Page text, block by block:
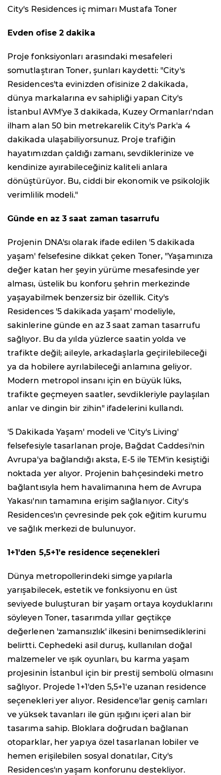
City's Residences iç mimarı Mustafa Toner
Evden ofise 2 dakika
Proje fonksiyonları arasındaki mesafeleri
somutlaştıran Toner, şunları kaydetti: "City's
Residences'ta evinizden ofisinize 2 dakikada,
dünya markalarına ev sahipliği yapan City's
İstanbul AVM'ye 3 dakikada, Kuzey Ormanları'ndan
ilham alan 50 bin metrekarelik City's Park'a 4
dakikada ulaşabiliyorsunuz. Proje trafiğin
hayatımızdan çaldığı zamanı, sevdiklerinize ve
kendinize ayırabileceğiniz kaliteli anlara
dönüştürüyor. Bu, ciddi bir ekonomik ve psikolojik
verimlilik modeli."
Günde en az 3 saat zaman tasarrufu
Projenin DNA'sı olarak ifade edilen '5 dakikada
yaşam' felsefesine dikkat çeken Toner, "Yaşamınıza
değer katan her şeyin yürüme mesafesinde yer
alması, üstelik bu konforu şehrin merkezinde
yaşayabilmek benzersiz bir özellik. City's
Residences '5 dakikada yaşam' modeliyle,
sakinlerine günde en az 3 saat zaman tasarrufu
sağlıyor. Bu da yılda yüzlerce saatin yolda ve
trafikte değil; aileyle, arkadaşlarla geçirilebileceği
ya da hobilere ayrılabileceği anlamına geliyor.
Modern metropol insanı için en büyük lüks,
trafikte geçmeyen saatler, sevdikleriyle paylaşılan
anlar ve dingin bir zihin" ifadelerini kullandı.
'5 Dakikada Yaşam' modeli ve 'City's Living'
felsefesiyle tasarlanan proje, Bağdat Caddesi'nin
Avrupa'ya bağlandığı aksta, E-5 ile TEM'in kesiştiği
noktada yer alıyor. Projenin bahçesindeki metro
bağlantısıyla hem havalimanına hem de Avrupa
Yakası'nın tamamına erişim sağlanıyor. City's
Residences'ın çevresinde pek çok eğitim kurumu
ve sağlık merkezi de bulunuyor.
1+1'den 5,5+1'e residence seçenekleri
Dünya metropollerindeki simge yapılarla
yarışabilecek, estetik ve fonksiyonu en üst
seviyede buluşturan bir yaşam ortaya koyduklarını
söyleyen Toner, tasarımda yıllar geçtikçe
değerlenen 'zamansızlık' ilkesini benimsediklerini
belirtti. Cephedeki asil duruş, kullanılan doğal
malzemeler ve ışık oyunları, bu karma yaşam
projesinin İstanbul için bir prestij sembolü olmasını
sağlıyor. Projede 1+1'den 5,5+1'e uzanan residence
seçenekleri yer alıyor. Residence'lar geniş camları
ve yüksek tavanları ile gün ışığını içeri alan bir
tasarıma sahip. Bloklara doğrudan bağlanan
otoparklar, her yapıya özel tasarlanan lobiler ve
hemen erişilebilen sosyal donatılar, City's
Residences'ın yaşam konforunu destekliyor.